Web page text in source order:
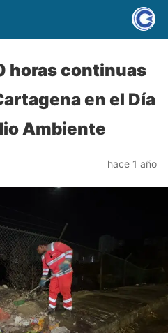
horas continuas
en el Día
Ambiente
hace 1 año